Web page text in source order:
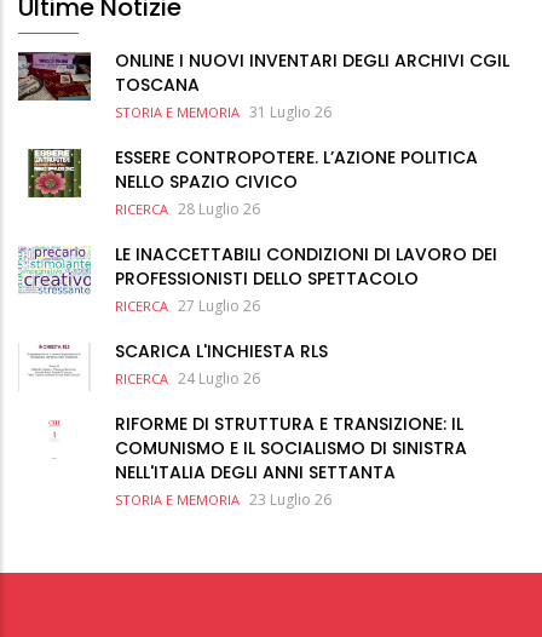
Ultime Notizie
ONLINE I NUOVI INVENTARI DEGLI ARCHIVI CGIL
TOSCANA
STORIA E MEMORIA 31 Luglio 26
ESSERE CONTROPOTERE. L’AZIONE POLITICA
NELLO SPAZIO CIVICO
RICERCA 28 Luglio 26
LE INACCETTABILI CONDIZIONI DI LAVORO DEI
PROFESSIONISTI DELLO SPETTACOLO
RICERCA 27 Luglio 26
SCARICA L'INCHIESTA RLS
RICERCA 24 Luglio 26
RIFORME DI STRUTTURA E TRANSIZIONE: IL
COMUNISMO E IL SOCIALISMO DI SINISTRA
NELL'ITALIA DEGLI ANNI SETTANTA
STORIA E MEMORIA 23 Luglio 26